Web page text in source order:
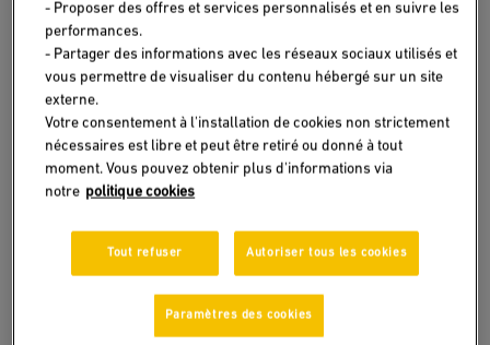
PACK ELAN 18-25
GOLD
PACK ELAN GOLD
- Proposer des offres et services personnalisés et en suivre les
performances.
- Partager des informations avec les réseaux sociaux utilisés et
vous permettre de visualiser du contenu hébergé sur un site
externe.
Votre consentement à l'installation de cookies non strictement
nécessaires est libre et peut être retiré ou donné à tout
moment. Vous pouvez obtenir plus d'informations via
notre politique cookies
Tout refuser Autoriser tous les cookies
Paramètres des cookies